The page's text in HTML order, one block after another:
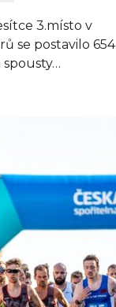
3.místo v
se postavilo 654
spousty…